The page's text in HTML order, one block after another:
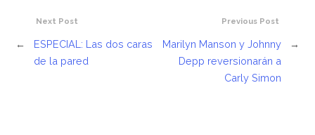
Previous Post
Marilyn Manson y Johnny
Depp reversionarán a
Carly Simon
→
Next Post
←
ESPECIAL: Las dos caras
de la pared